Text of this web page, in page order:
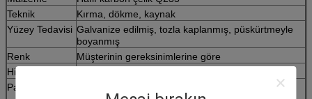
Teknik
Kırma, dökme, kaynak
Yüzey Tedavisi Galvanize edilmiş, tozla kaplanmış, püskürtmeyle
boyanmış
Renk
Müşterinin gereksinimlerine göre
Hizmet
Paketleme
PP çantaları + Demir Kafesler veya ihtiyaçlarınıza